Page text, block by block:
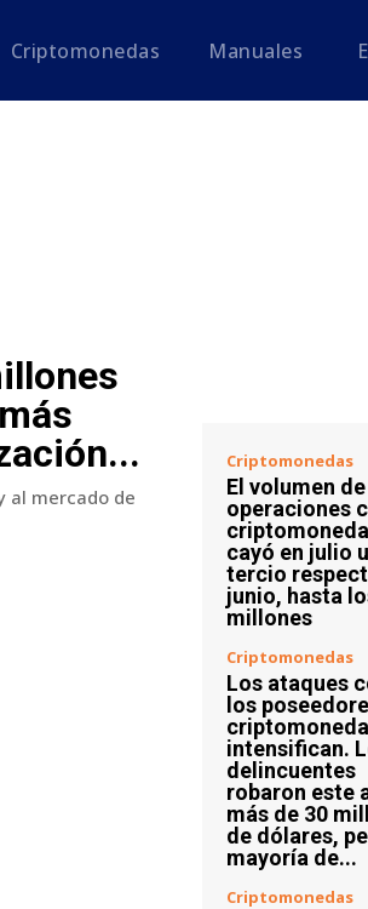
Criptomonedas Manuales
al mercado de
Criptomonedas
El volumen de
operaciones
cayó en julio
tercio
junio, hasta
millones
Criptomonedas
Los ataques
los
intensifican.
delincuentes
robaron este
más de 30
de dólares,
mayoría de...
Criptomonedas